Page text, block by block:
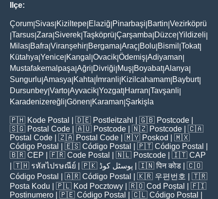
Ilçe:
Çorum Sivas Kiziltepe Elaziğ Pinarbaşi Bartin Vezirköprü
Tarsus Zara Siverek Taşköprü Çarşamba Düzce Yildizeli
Milas Bafra Viranşehir Bergama Araç Bolu Bismil Tokat|
Kütahya Yenice Kangal Ovacik Ödemiş Adiyaman
Mustafakemalpaşa Ağri Divriği Muş Boyabat|Alanya
Sungurlu Amasya Kahta İmranli Kizilcahamam Bayburt|
Dursunbey Varto Ayvacik Yozgat| Harran Tavşanli
Karadenizereğli Gönen Karaman Şarkişla
🇵🇭 Kode Postal | 🇩🇪 Postleitzahl | 🇬🇧 Postcode
🇸🇬 Postal Code | 🇦🇺 Postcode | 🇳🇿 Postcode | 🇨🇦
Postal Code | 🇿🇦 Postal Code | 🇲🇾 Poskod
| 🇲🇽
Código Postal
| 🇪🇸 Código Postal | 🇵🇹 Código Postal
🇧🇷 CEP | 🇫🇷 Code Postal | 🇳🇱 Postcode | 🇮🇹 CAP
| 🇹🇭 รหัสไปรษณีย์ | 🇵🇰 پوسٹل کوڈ | 🇮🇳पिन कोड | 🇨🇴
Código Postal
| 🇦🇷 Código Postal | 🇰🇷 우편번호
| 🇹🇷
Posta Kodu | 🇵🇱 Kod Pocztowy | 🇷🇴 Cod Poștal
| 🇫🇮
Postinumero | 🇵🇪 Código Postal | 🇨🇱 Código Postal